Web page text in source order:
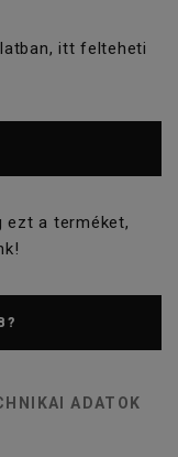
itt felteheti
ezt a terméket,
ADATOK